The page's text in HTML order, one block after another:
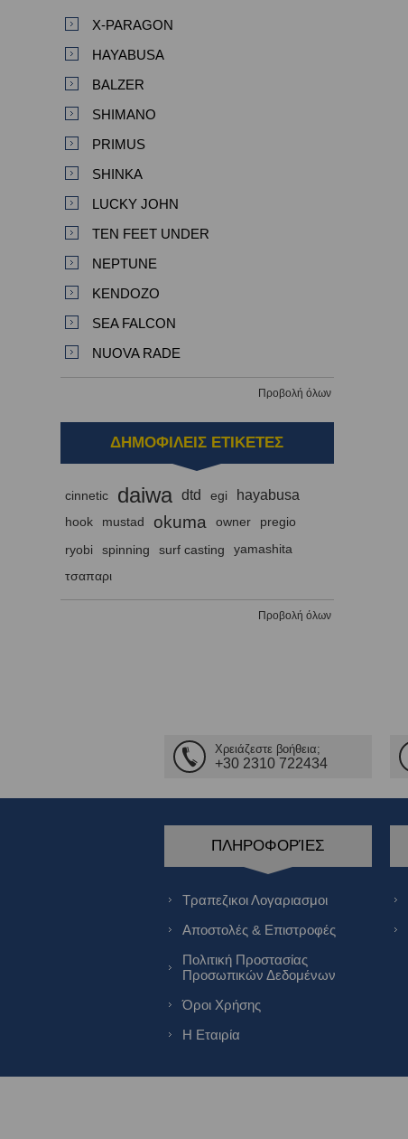
X-PARAGON
HAYABUSA
BALZER
SHIMANO
PRIMUS
SHINKA
LUCKY JOHN
TEN FEET UNDER
NEPTUNE
KENDOZO
SEA FALCON
NUOVA RADE
Προβολή όλων
ΔΗΜΟΦΙΛΕΙΣ ΕΤΙΚΕΤΕΣ
cinnetic daiwa dtd egi hayabusa
hook mustad okuma owner pregio
ryobi spinning surf casting
yamashita
τσαπαρι
Προβολή όλων
Χρειάζεστε βοήθεια;
+30 2310 722434
ΠΛΗΡΟΦΟΡΊΕΣ
Τραπεζικοι Λογαριασμοι
Αποστολές & Επιστροφές
Πολιτική Προστασίας
Προσωπικών Δεδομένων
Όροι Χρήσης
Η Εταιρία